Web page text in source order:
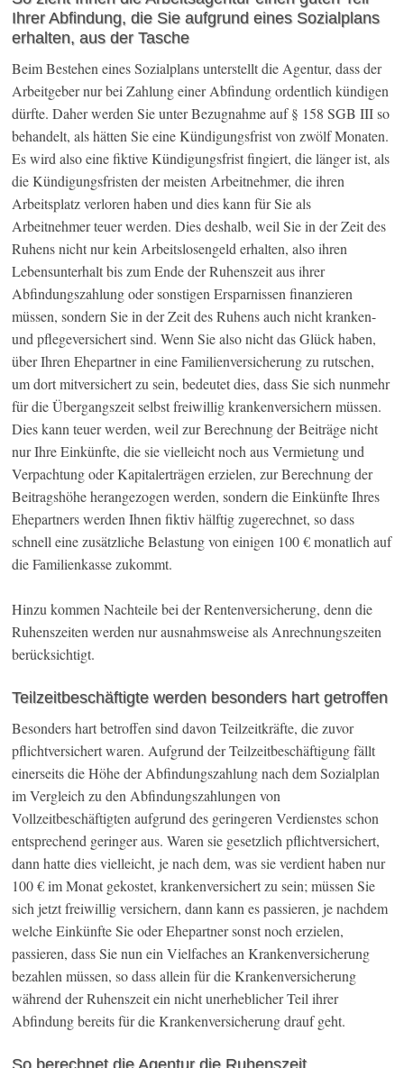
Ihrer Abfindung, die Sie aufgrund eines Sozialplans
erhalten, aus der Tasche
Beim Bestehen eines Sozialplans unterstellt die Agentur, dass der
Arbeitgeber nur bei Zahlung einer Abfindung ordentlich kündigen
dürfte. Daher werden Sie unter Bezugnahme auf § 158 SGB III so
behandelt, als hätten Sie eine Kündigungsfrist von zwölf Monaten.
Es wird also eine fiktive Kündigungsfrist fingiert, die länger ist, als
die Kündigungsfristen der meisten Arbeitnehmer, die ihren
Arbeitsplatz verloren haben und dies kann für Sie als
Arbeitnehmer teuer werden. Dies deshalb, weil Sie in der Zeit des
Ruhens nicht nur kein Arbeitslosengeld erhalten, also ihren
Lebensunterhalt bis zum Ende der Ruhenszeit aus ihrer
Abfindungszahlung oder sonstigen Ersparnissen finanzieren
müssen, sondern Sie in der Zeit des Ruhens auch nicht kranken-
und pflegeversichert sind. Wenn Sie also nicht das Glück haben,
über Ihren Ehepartner in eine Familienversicherung zu rutschen,
um dort mitversichert zu sein, bedeutet dies, dass Sie sich nunmehr
für die Übergangszeit selbst freiwillig krankenversichern müssen.
Dies kann teuer werden, weil zur Berechnung der Beiträge nicht
nur Ihre Einkünfte, die sie vielleicht noch aus Vermietung und
Verpachtung oder Kapitalerträgen erzielen, zur Berechnung der
Beitragshöhe herangezogen werden, sondern die Einkünfte Ihres
Ehepartners werden Ihnen fiktiv hälftig zugerechnet, so dass
schnell eine zusätzliche Belastung von einigen 100 € monatlich auf
die Familienkasse zukommt.
Hinzu kommen Nachteile bei der Rentenversicherung, denn die
Ruhenszeiten werden nur ausnahmsweise als Anrechnungszeiten
berücksichtigt.
Teilzeitbeschäftigte werden besonders hart getroffen
Besonders hart betroffen sind davon Teilzeitkräfte, die zuvor
pflichtversichert waren. Aufgrund der Teilzeitbeschäftigung fällt
einerseits die Höhe der Abfindungszahlung nach dem Sozialplan
im Vergleich zu den Abfindungszahlungen von
Vollzeitbeschäftigten aufgrund des geringeren Verdienstes schon
entsprechend geringer aus. Waren sie gesetzlich pflichtversichert,
dann hatte dies vielleicht, je nach dem, was sie verdient haben nur
100 € im Monat gekostet, krankenversichert zu sein; müssen Sie
sich jetzt freiwillig versichern, dann kann es passieren, je nachdem
welche Einkünfte Sie oder Ehepartner sonst noch erzielen,
passieren, dass Sie nun ein Vielfaches an Krankenversicherung
bezahlen müssen, so dass allein für die Krankenversicherung
während der Ruhenszeit ein nicht unerheblicher Teil ihrer
Abfindung bereits für die Krankenversicherung drauf geht.